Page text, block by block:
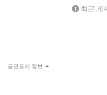
최근 게
금연도시 정보